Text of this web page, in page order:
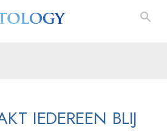
IEDEREEN BLIJ